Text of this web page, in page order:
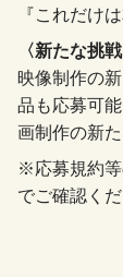
『これだけ
〈新たな挑
映像制作の
品も応募可
画制作の新
※応募規約等
でご確認くだ